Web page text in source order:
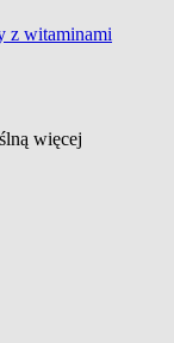
z witaminami
więcej